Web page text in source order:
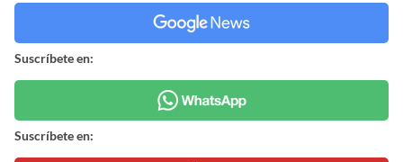
Suscríbete en:
Suscríbete en: